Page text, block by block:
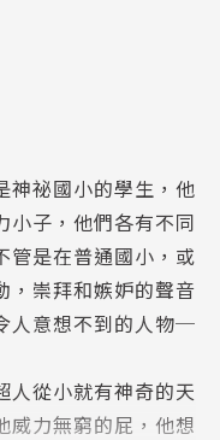
神祕國小的學生，他
小子，他們各有不同
管是在普通國小，或
，崇拜和嫉妒的聲音
人意想不到的人物─
人從小就有神奇的天
力無窮的屁，他想